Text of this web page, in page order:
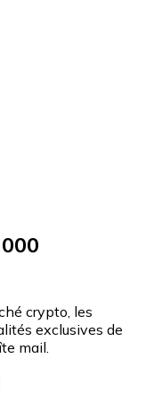
crypto, les
exclusives de
mail.